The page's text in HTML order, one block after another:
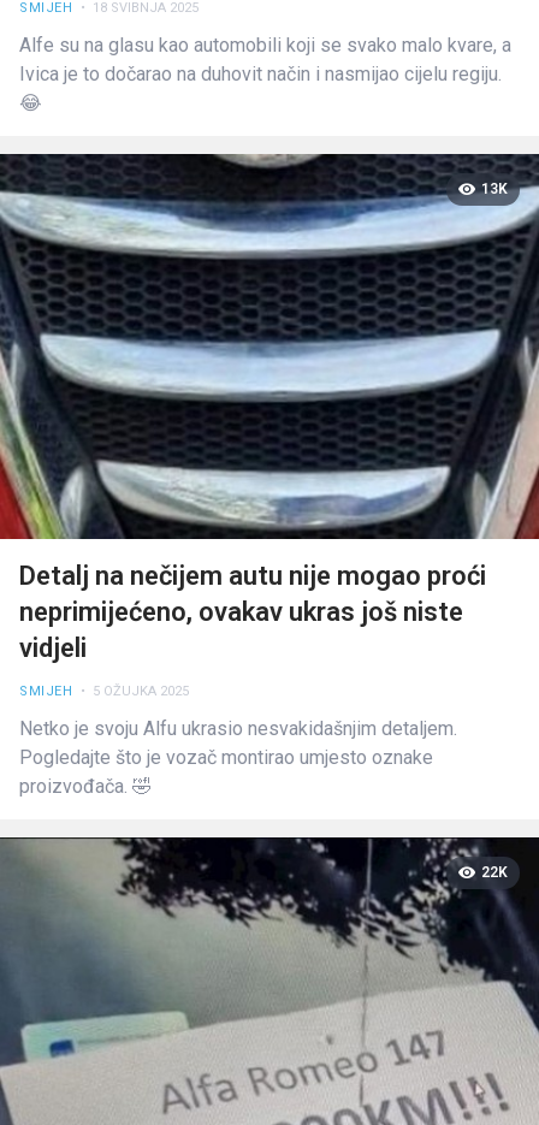
SMIJEH • 18 SVIBNJA 2025
Alfe su na glasu kao automobili koji se svako malo kvare, a
Ivica je to dočarao na duhovit način i nasmijao cijelu regiju.
😂
13K
Detalj na nečijem autu nije mogao proći
neprimijećeno, ovakav ukras još niste
vidjeli
SMIJEH • 5 OŽUJKA 2025
Netko je svoju Alfu ukrasio nesvakidašnjim detaljem.
Pogledajte što je vozač montirao umjesto oznake
proizvođača. 🤣
22K